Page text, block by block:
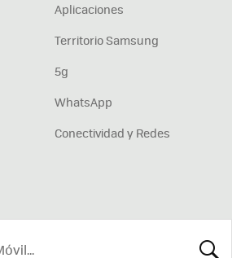
Aplicaciones
Territorio Samsung
5g
WhatsApp
Conectividad y Redes